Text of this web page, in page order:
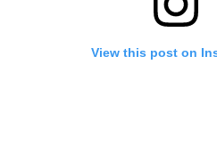
View this post on